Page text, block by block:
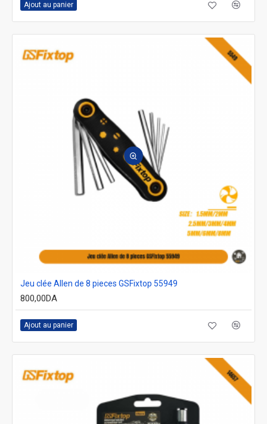
Ajout au panier
Jeu clée Allen de 8 pieces GSFixtop 55949
800,00DA
Ajout au panier